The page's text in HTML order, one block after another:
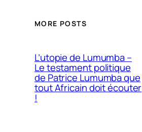
MORE POSTS
L’utopie de Lumumba –
Le testament politique
de Patrice Lumumba que
tout Africain doit écouter
!